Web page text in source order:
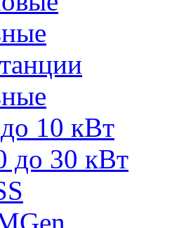
10 кВт
до 30 кВт